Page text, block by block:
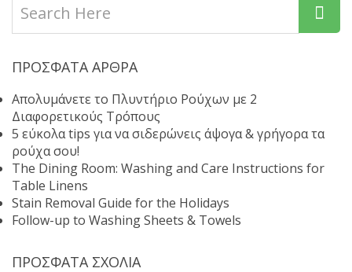
ΠΡΌΣΦΑΤΑ ΆΡΘΡΑ
Απολυμάνετε το Πλυντήριο Ρούχων με 2
Διαφορετικούς Τρόπους
5 εύκολα tips για να σιδερώνεις άψογα & γρήγορα τα
ρούχα σου!
The Dining Room: Washing and Care Instructions for
Table Linens
Stain Removal Guide for the Holidays
Follow-up to Washing Sheets & Towels
ΠΡΌΣΦΑΤΑ ΣΧΌΛΙΑ